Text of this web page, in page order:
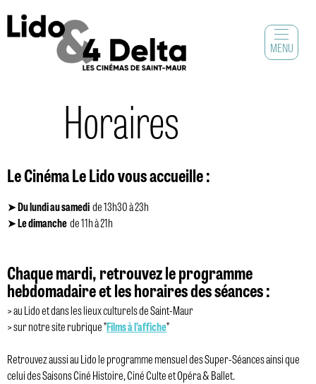
MENU
Horaires
Le Cinéma Le Lido vous accueille :
➤Du lundi au samedide 13h30 à 23h
➤Le dimanchede 11h à 21h
Chaque mardi, retrouvez le programme
hebdomadaire et les horaires des séances :
> au Lido et dans les lieux culturels de Saint-Maur
> sur notre site rubrique ”Films à l’affiche”
Retrouvez aussi au Lido le programme mensuel des Super-Séances ainsi que
celui des Saisons Ciné Histoire, Ciné Culte et Opéra & Ballet.